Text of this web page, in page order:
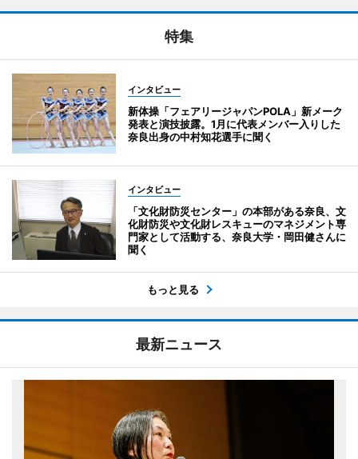
特集
インタビュー
新体操「フェアリージャパンPOLA」新メーク
発表と演技披露。1月に代表メンバー入りした
奈良出身の中村知花選手に聞く
インタビュー
「文化財防災センター」の本部がある奈良、文
化財防災や文化財レスキューのマネジメント専
門家として活動する、奈良大学・岡田健さんに
聞く
もっと見る
最新ニュース